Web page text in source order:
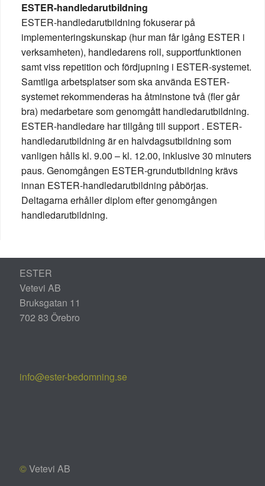
ESTER-handledarutbildning
ESTER-handledarutbildning fokuserar på
implementeringskunskap (hur man får igång ESTER i
verksamheten), handledarens roll, supportfunktionen
samt viss repetition och fördjupning i ESTER-systemet.
Samtliga arbetsplatser som ska använda ESTER-
systemet rekommenderas ha åtminstone två (fler går
bra) medarbetare som genomgått handledarutbildning.
ESTER-handledare har tillgång till support . ESTER-
handledarutbildning är en halvdagsutbildning som
vanligen hålls kl. 9.00 – kl. 12.00, inklusive 30 minuters
paus. Genomgången ESTER-grundutbildning krävs
innan ESTER-handledarutbildning påbörjas.
Deltagarna erhåller diplom efter genomgången
handledarutbildning.
ESTER
Vetevi AB
Bruksgatan 11
702 83 Örebro
info@ester-bedomning.se
©Vetevi AB